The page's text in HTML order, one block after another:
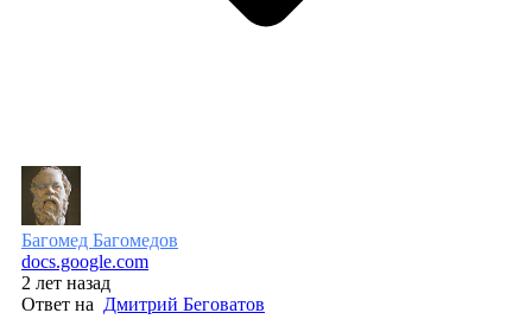
Багомед Багомедов
docs.google.com
2 лет назад
Ответ на Дмитрий Беговатов